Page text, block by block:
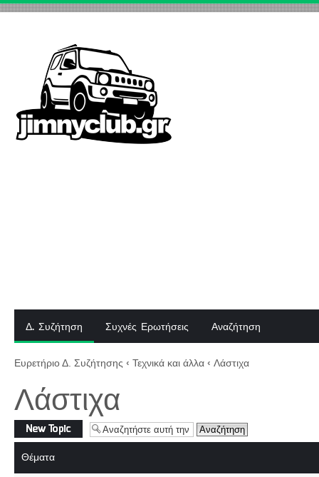
Δ. Συζήτηση Συχνές Ερωτήσεις Αναζήτηση
Ευρετήριο Δ. Συζήτησης ‹ Τεχνικά και άλλα ‹ Λάστιχα
Λάστιχα
Δημιουργία νέου
θέματος
Θέματα